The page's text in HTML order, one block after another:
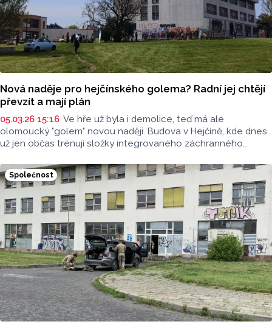
Nová naděje pro hejčínského golema? Radní jej chtějí
převzít a mají plán
05.03.26 15:16 Ve hře už byla i demolice, teď má ale
olomoucký "golem" novou naději. Budova v Hejčíně, kde dnes
už jen občas trénují složky integrovaného záchranného
Olomouce.
Společnost